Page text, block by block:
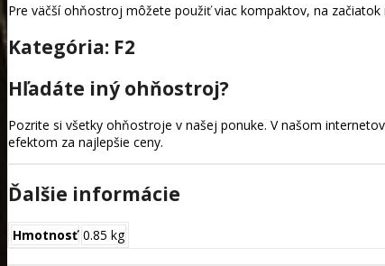
Pre väčší ohňostroj môžete použiť viac kompaktov, na začiatok
Kategória: F2
Hľadáte iný ohňostroj?
Pozrite si všetky ohňostroje v našej ponuke. V našom
efektom za najlepšie ceny.
Ďalšie informácie
Hmotnosť 0.85 kg